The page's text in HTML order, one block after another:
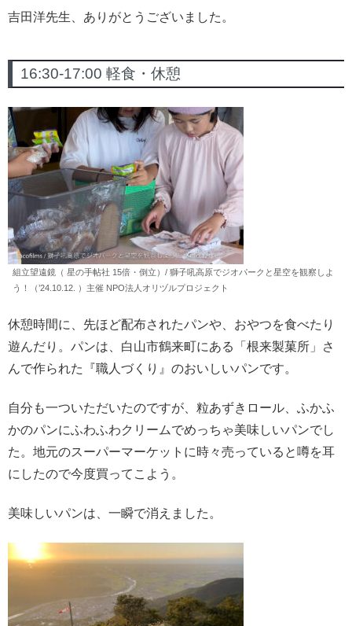
吉田洋先生、ありがとうございました。
16:30-17:00 軽食・休憩
組立望遠鏡（ 星の手帖社 15倍・倒立）/ 獅子吼高原でジオパークと星空を観察しよ
う！（’24.10.12. ）主催 NPO法人オリヅルプロジェクト
休憩時間に、先ほど配布されたパンや、おやつを食べたり
遊んだり。パンは、白山市鶴来町にある「根来製菓所」さ
んで作られた『職人づくり』のおいしいパンです。
自分も一ついただいたのですが、粒あずきロール、ふかふ
かのパンにふわふわクリームでめっちゃ美味しいパンでし
た。地元のスーパーマーケットに時々売っていると噂を耳
にしたので今度買ってこよう。
美味しいパンは、一瞬で消えました。